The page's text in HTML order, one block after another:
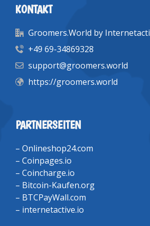
KONTAKT
Groomers.World by
+49 69-34869328
support@groomers.world
https://groomers.world
PARTNERSEITEN
– Onlineshop24.com
– Coinpages.io
– Coincharge.io
– Bitcoin-Kaufen.org
– BTCPayWall.com
– internetactive.io